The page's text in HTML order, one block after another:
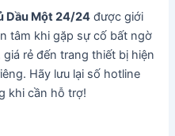
Dầu Một 24/24 được giới
tâm khi gặp sự cố bất ngờ
rẻ đến trang thiết bị hiện
Hãy lưu lại số hotline
khi cần hỗ trợ!